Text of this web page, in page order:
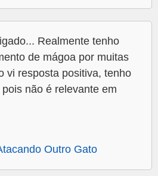
Realmente tenho
de mágoa por muitas
vi resposta positiva, tenho
não é relevante em
Outro Gato